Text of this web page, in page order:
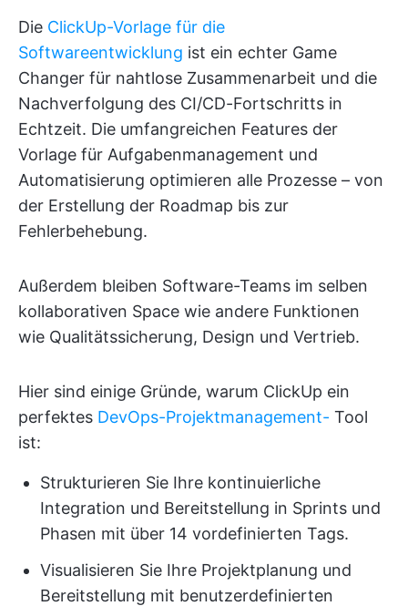
Die ClickUp-Vorlage für die
Softwareentwicklung ist ein echter Game
Changer für nahtlose Zusammenarbeit und die
Nachverfolgung des CI/CD-Fortschritts in
Echtzeit. Die umfangreichen Features der
Vorlage für Aufgabenmanagement und
Automatisierung optimieren alle Prozesse – von
der Erstellung der Roadmap bis zur
Fehlerbehebung.
Außerdem bleiben Software-Teams im selben
kollaborativen Space wie andere Funktionen
wie Qualitätssicherung, Design und Vertrieb.
Hier sind einige Gründe, warum ClickUp ein
perfektes DevOps-Projektmanagement- Tool
ist:
Strukturieren Sie Ihre kontinuierliche
Integration und Bereitstellung in Sprints und
Phasen mit über 14 vordefinierten Tags.
Visualisieren Sie Ihre Projektplanung und
Bereitstellung mit benutzerdefinierten